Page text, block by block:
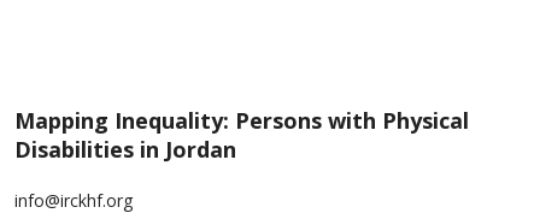
Mapping Inequality: Persons with Physical
Disabilities in Jordan
info@irckhf.org